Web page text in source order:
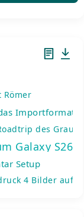
Römer
Importformat
des
Galaxy
Setup
4 Bilder auf